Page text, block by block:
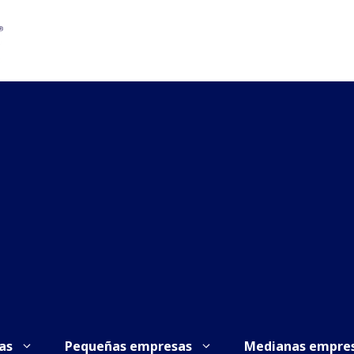
Pequeñas empresas Medianas